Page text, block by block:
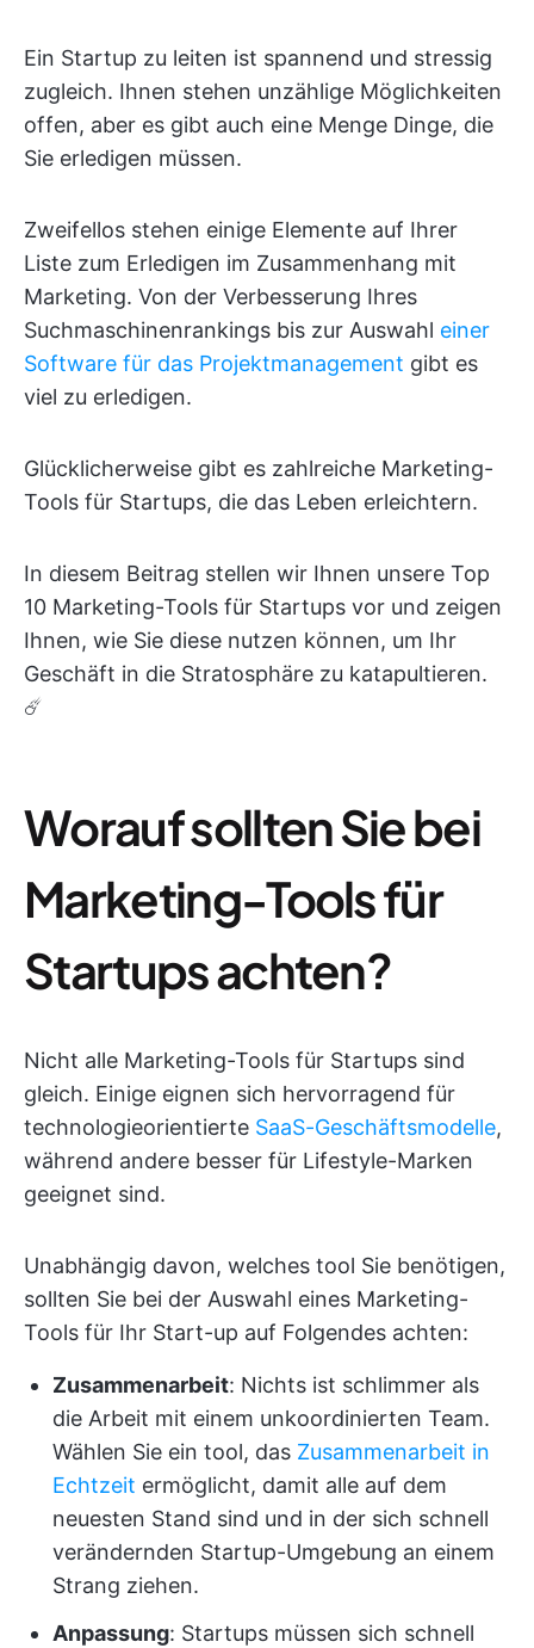
Ein Startup zu leiten ist spannend und stressig
zugleich. Ihnen stehen unzählige Möglichkeiten
offen, aber es gibt auch eine Menge Dinge, die
Sie erledigen müssen.
Zweifellos stehen einige Elemente auf Ihrer
Liste zum Erledigen im Zusammenhang mit
Marketing. Von der Verbesserung Ihres
Suchmaschinenrankings bis zur Auswahl einer
Software für das Projektmanagement gibt es
viel zu erledigen.
Glücklicherweise gibt es zahlreiche Marketing-
Tools für Startups, die das Leben erleichtern.
In diesem Beitrag stellen wir Ihnen unsere Top
10 Marketing-Tools für Startups vor und zeigen
Ihnen, wie Sie diese nutzen können, um Ihr
Geschäft in die Stratosphäre zu katapultieren.
☄️
Worauf sollten Sie bei
Marketing-Tools für
Startups achten?
Nicht alle Marketing-Tools für Startups sind
gleich. Einige eignen sich hervorragend für
technologieorientierte SaaS-Geschäftsmodelle,
während andere besser für Lifestyle-Marken
geeignet sind.
Unabhängig davon, welches tool Sie benötigen,
sollten Sie bei der Auswahl eines Marketing-
Tools für Ihr Start-up auf Folgendes achten:
Zusammenarbeit: Nichts ist schlimmer als
die Arbeit mit einem unkoordinierten Team.
Wählen Sie ein tool, das Zusammenarbeit in
Echtzeit ermöglicht, damit alle auf dem
neuesten Stand sind und in der sich schnell
verändernden Startup-Umgebung an einem
Strang ziehen.
Anpassung: Startups müssen sich schnell